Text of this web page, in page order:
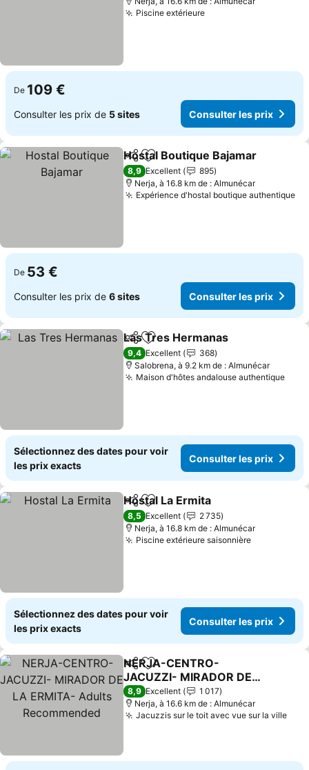
Piscine extérieureConsulter les prix
De 109 €
Consulter les prix de 5 sites Consulter les prix
PartagerAjouter à mes favoris
Hostal Boutique Bajamar
8,9 Excellent
895
Nerja, à 16.8 km de : Almunécar
Expérience d'hostal boutique authentique
De 53 €
Consulter les prix de 6 sites Consulter les prix
PartagerAjouter à mes favoris
Las Tres Hermanas
9,4 Excellent
368
Salobrena, à 9.2 km de : Almunécar
Maison d'hôtes andalouse authentique
Sélectionnez des dates pour voir
les prix exacts
Consulter les prix
PartagerAjouter à mes favoris
Hostal La Ermita
8,5 Excellent
2 735
Nerja, à 16.8 km de : Almunécar
Piscine extérieure saisonnièreConsulter
Sélectionnez des dates pour voir
les prix exacts
Consulter les prix
PartagerAjouter à mes favoris
NERJA-CENTRO-
JACUZZI- MIRADOR DE
LA ERMITA- Adults
Recommended
Consulter les prix
8,9 Excellent
1 017
Nerja, à 16.6 km de : Almunécar
Jacuzzis sur le toit avec vue sur la ville